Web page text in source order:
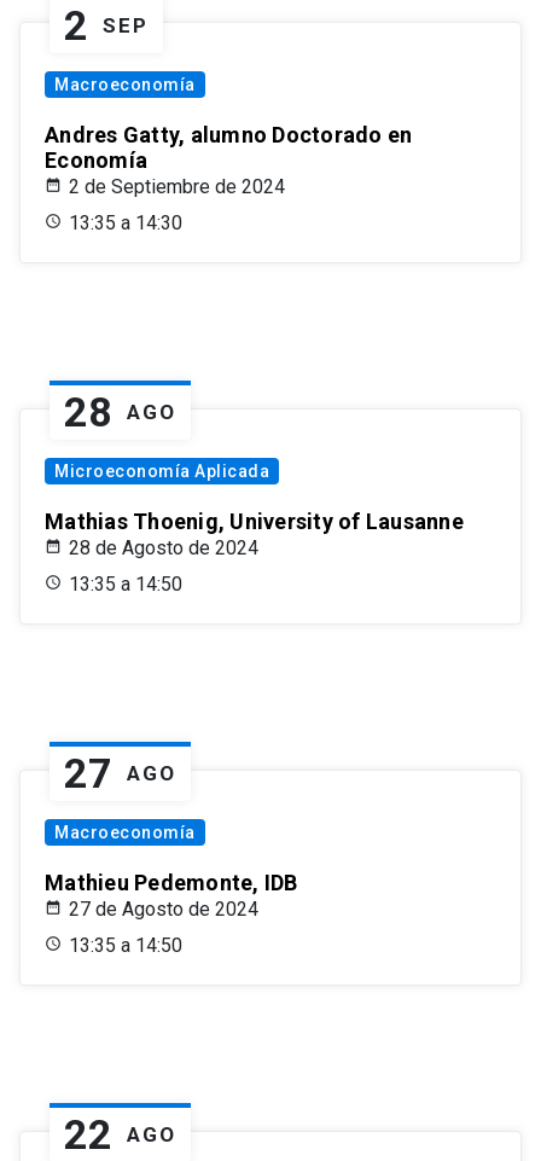
2 SEP
Macroeconomía
Andres Gatty, alumno Doctorado en
Economía
2 de Septiembre de 2024
13:35 a 14:30
28 AGO
Microeconomía Aplicada
Mathias Thoenig, University of Lausanne
28 de Agosto de 2024
13:35 a 14:50
27 AGO
Macroeconomía
Mathieu Pedemonte, IDB
27 de Agosto de 2024
13:35 a 14:50
22 AGO